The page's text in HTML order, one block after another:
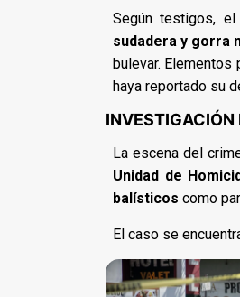
Según testigos,
sudadera y gorra
bulevar.
haya reportado su
INVESTIGACIÓN
La escena del
Unidad de
balísticos como
El caso se